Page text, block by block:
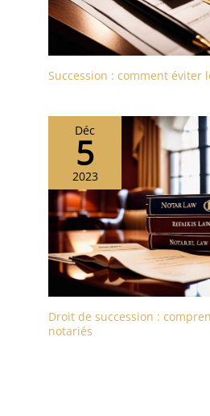
Succession : comment éviter
Déc
5
2023
Droit de succession :
notariés